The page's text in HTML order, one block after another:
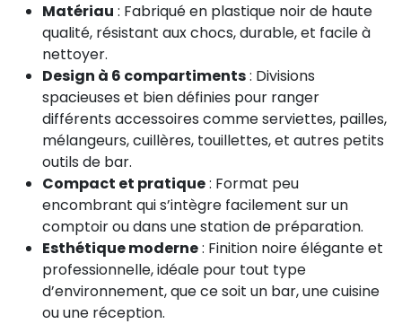
Matériau : Fabriqué en plastique noir de haute
qualité, résistant aux chocs, durable, et facile à
nettoyer.
Design à 6 compartiments: Divisions
spacieuses et bien définies pour ranger
différents accessoires comme serviettes, pailles,
mélangeurs, cuillères, touillettes, et autres petits
outils de bar.
Compact et pratique: Format peu
encombrant qui s’intègre facilement sur un
comptoir ou dans une station de préparation.
Esthétique moderne: Finition noire élégante et
professionnelle, idéale pour tout type
d’environnement, que ce soit un bar, une cuisine
ou une réception.